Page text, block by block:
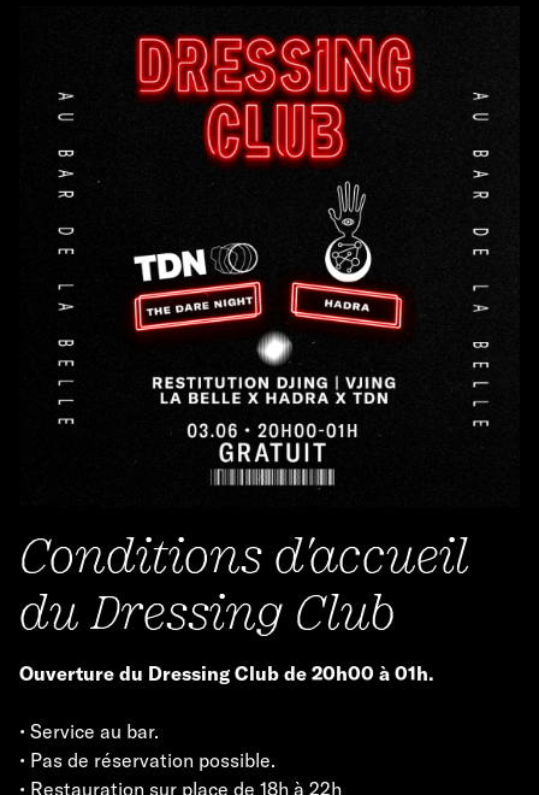
Conditions d'accueil
du Dressing Club
Ouverture du Dressing Club de 20h00 à 01h.
• Service au bar.
• Pas de réservation possible.
• Restauration sur place de 18h à 22h